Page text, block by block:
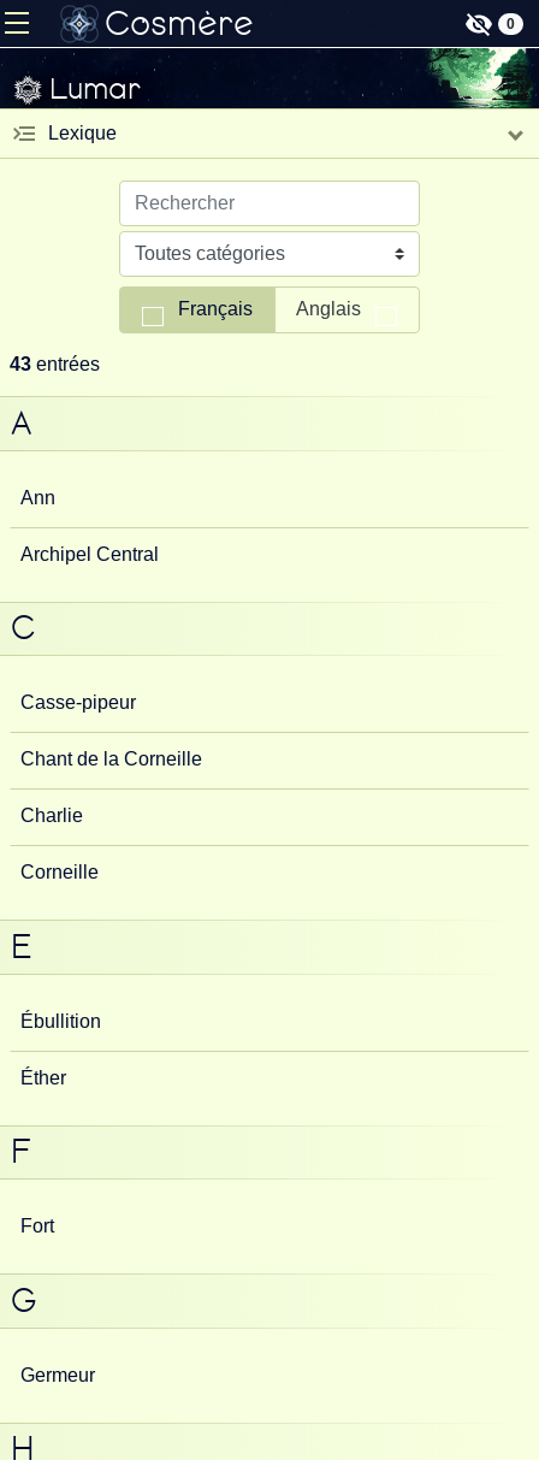
Cosmère 0
Lumar
Lexique
Français Anglais
43 entrées
A
Ann
Archipel Central
C
Casse-pipeur
Chant de la Corneille
Charlie
Corneille
E
Ébullition
Éther
F
Fort
G
Germeur
H